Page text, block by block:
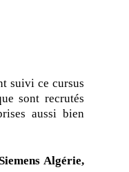
suivi ce cursus
sont recrutés
aussi bien
Algérie,